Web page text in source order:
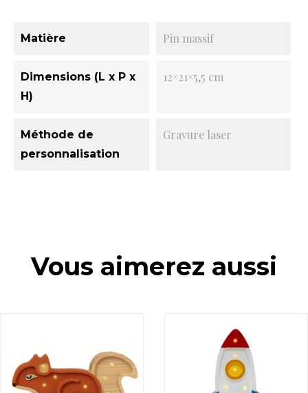
Matière Pin massif
Dimensions (L x P x
H)
12×21×5,5 cm
Méthode de
personnalisation
Gravure laser
Vous aimerez aussi